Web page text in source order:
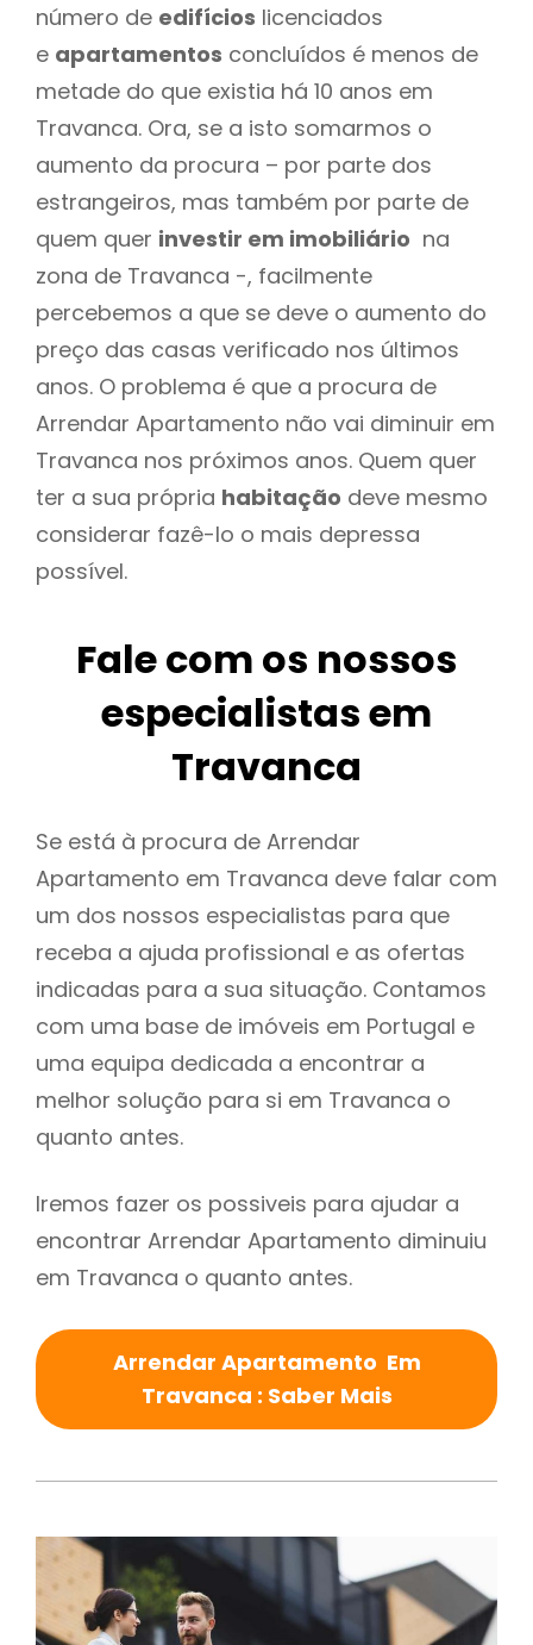
número de edifícios licenciados
e apartamentos concluídos é menos de
metade do que existia há 10 anos em
Travanca. Ora, se a isto somarmos o
aumento da procura – por parte dos
estrangeiros, mas também por parte de
quem quer investir em imobiliário na
zona de Travanca -, facilmente
percebemos a que se deve o aumento do
preço das casas verificado nos últimos
anos. O problema é que a procura de
Arrendar Apartamento não vai diminuir em
Travanca nos próximos anos. Quem quer
ter a sua própria habitação deve mesmo
considerar fazê-lo o mais depressa
possível.
Fale com os nossos
especialistas em
Travanca
Se está à procura de Arrendar
Apartamento em Travanca deve falar com
um dos nossos especialistas para que
receba a ajuda profissional e as ofertas
indicadas para a sua situação. Contamos
com uma base de imóveis em Portugal e
uma equipa dedicada a encontrar a
melhor solução para si em Travanca o
quanto antes.
Iremos fazer os possiveis para ajudar a
encontrar Arrendar Apartamento diminuiu
em Travanca o quanto antes.
Arrendar Apartamento Em
Travanca : Saber Mais